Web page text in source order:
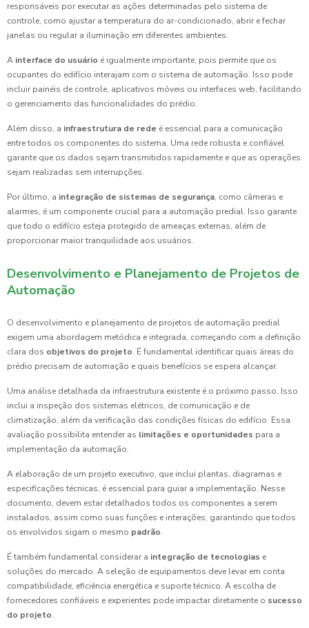
responsáveis por executar as ações determinadas pelo sistema de
controle, como ajustar a temperatura do ar-condicionado, abrir e fechar
janelas ou regular a iluminação em diferentes ambientes.
A interface do usuário é igualmente importante, pois permite que os
ocupantes do edifício interajam com o sistema de automação. Isso pode
incluir painéis de controle, aplicativos móveis ou interfaces web, facilitando
o gerenciamento das funcionalidades do prédio.
Além disso, a infraestrutura de rede é essencial para a comunicação
entre todos os componentes do sistema. Uma rede robusta e confiável
garante que os dados sejam transmitidos rapidamente e que as operações
sejam realizadas sem interrupções.
Por último, a integração de sistemas de segurança, como câmeras e
alarmes, é um componente crucial para a automação predial. Isso garante
que todo o edifício esteja protegido de ameaças externas, além de
proporcionar maior tranquilidade aos usuários.
Desenvolvimento e Planejamento de Projetos de
Automação
O desenvolvimento e planejamento de projetos de automação predial
exigem uma abordagem metódica e integrada, começando com a definição
clara dos objetivos do projeto. É fundamental identificar quais áreas do
prédio precisam de automação e quais benefícios se espera alcançar.
Uma análise detalhada da infraestrutura existente é o próximo passo. Isso
inclui a inspeção dos sistemas elétricos, de comunicação e de
climatização, além da verificação das condições físicas do edifício. Essa
avaliação possibilita entender as limitações e oportunidades para a
implementação da automação.
A elaboração de um projeto executivo, que inclui plantas, diagramas e
especificações técnicas, é essencial para guiar a implementação. Nesse
documento, devem estar detalhados todos os componentes a serem
instalados, assim como suas funções e interações, garantindo que todos
os envolvidos sigam o mesmo padrão.
É também fundamental considerar a integração de tecnologias e
soluções do mercado. A seleção de equipamentos deve levar em conta
compatibilidade, eficiência energética e suporte técnico. A escolha de
fornecedores confiáveis e experientes pode impactar diretamente o sucesso
do projeto.